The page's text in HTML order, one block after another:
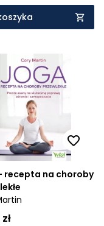
recepta na choroby